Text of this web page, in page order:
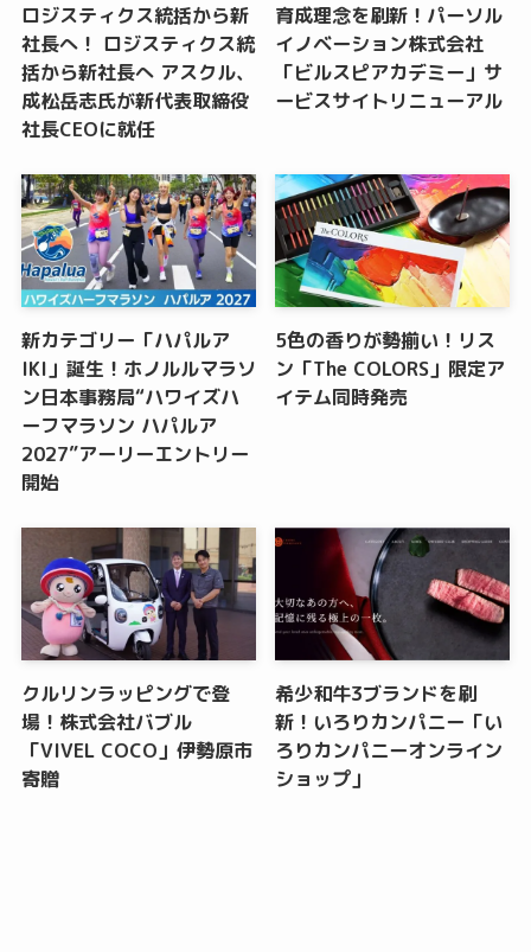
ロジスティクス統括から新
社長へ！ ロジスティクス統
括から新社長へ アスクル、
成松岳志氏が新代表取締役
社長CEOに就任
育成理念を刷新！パーソル
イノベーション株式会社
「ビルスピアカデミー」サ
ービスサイトリニューアル
新カテゴリー「ハパルア
IKI」誕生！ホノルルマラソ
ン日本事務局“ハワイズハ
ーフマラソン ハパルア
2027”アーリーエントリー
開始
5色の香りが勢揃い！リス
ン「The COLORS」限定ア
イテム同時発売
クルリンラッピングで登
場！株式会社バブル
「VIVEL COCO」伊勢原市
寄贈
希少和牛3ブランドを刷
新！いろりカンパニー「い
ろりカンパニーオンライン
ショップ」